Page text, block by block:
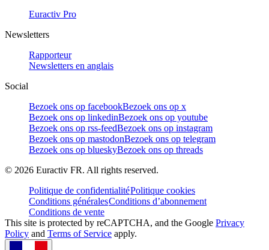
Euractiv Pro
Newsletters
Rapporteur
Newsletters en anglais
Social
Bezoek ons op facebookBezoek ons op x
Bezoek ons op linkedinBezoek ons op youtube
Bezoek ons op rss-feedBezoek ons op instagram
Bezoek ons op mastodonBezoek ons op telegram
Bezoek ons op blueskyBezoek ons op threads
© 2026 Euractiv FR. All rights reserved.
Politique de confidentialitéPolitique cookies
Conditions généralesConditions d’abonnement
Conditions de vente
This site is protected by reCAPTCHA, and the Google Privacy
Policy and Terms of Service apply.